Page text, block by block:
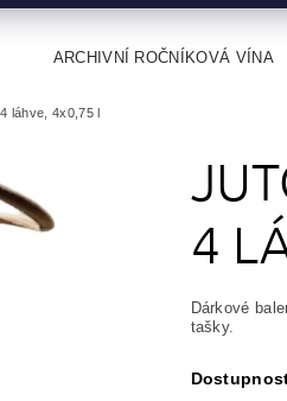
ARCHIVNÍ ROČNÍKOVÁ VÍNA
láhve, 4x0,75 l
4
Dárkové
tašky.